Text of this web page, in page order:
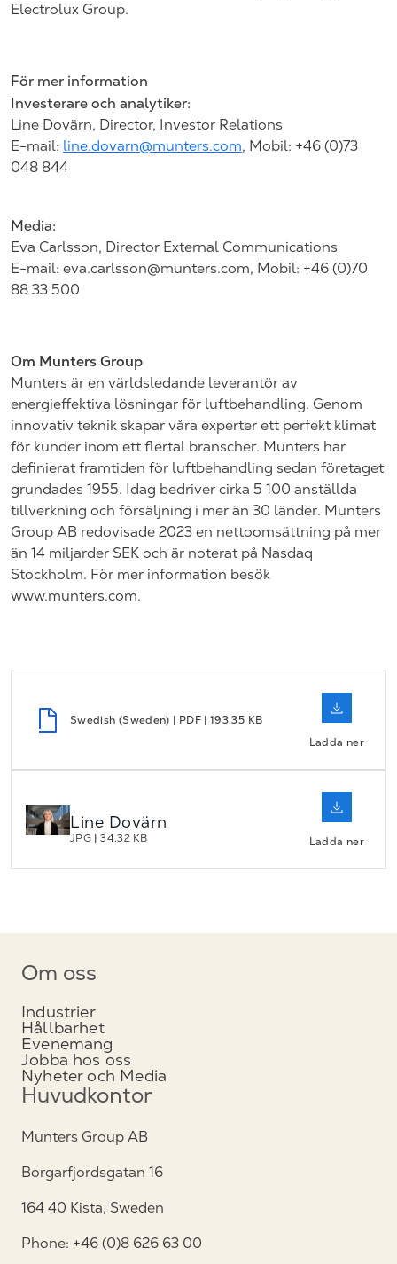
Electrolux Group.
För mer information
Investerare och analytiker:
Line Dovärn, Director, Investor Relations
E-mail: line.dovarn@munters.com, Mobil: +46 (0)73
048 844
Media:
Eva Carlsson, Director External Communications
E-mail: eva.carlsson@munters.com, Mobil: +46 (0)70
88 33 500
Om Munters Group
Munters är en världsledande leverantör av
energieffektiva lösningar för luftbehandling. Genom
innovativ teknik skapar våra experter ett perfekt klimat
för kunder inom ett flertal branscher. Munters har
definierat framtiden för luftbehandling sedan företaget
grundades 1955. Idag bedriver cirka 5 100 anställda
tillverkning och försäljning i mer än 30 länder. Munters
Group AB redovisade 2023 en nettoomsättning på mer
än 14 miljarder SEK och är noterat på Nasdaq
Stockholm. För mer information besök
www.munters.com.
Swedish (Sweden) | PDF | 193.35 KB
Ladda ner
Line Dovärn
JPG |34.32 KB Ladda ner
Om oss
Industrier
Hållbarhet
Evenemang
Jobba hos oss
Nyheter och Media
Huvudkontor
Munters Group AB
Borgarfjordsgatan 16
164 40 Kista, Sweden
Phone: +46 (0)8 626 63 00